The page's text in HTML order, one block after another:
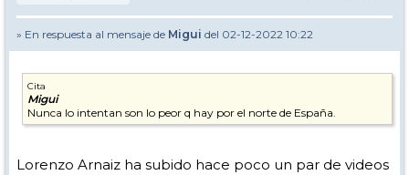
» En respuesta al mensaje de Migui del 02-12-2022 10:22
Cita
Migui
Nunca lo intentan son lo peor q hay por el norte de España.
Lorenzo Arnaiz ha subido hace poco un par de videos